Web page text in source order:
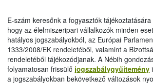
E-szám keresőnk a fogyasztók
hogy az élelmiszeripari vállalkozók minden
hatályos jogszabályokból, az Európai
1333/2008/EK rendeletéből, valamint a
rendeletéből tájékozódjanak. A Nébih
folyamatosan frissülő jogszabálygyűjtemény
a jogszabályokban bekövetkező változások